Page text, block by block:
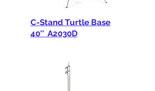
C-Stand Turtle Base
40'' A2030D